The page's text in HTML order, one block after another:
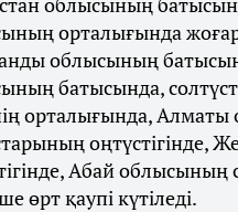
орталығында
облысының
батысында,
орталығында,
оңтүстігінде,
Абай облысының
өрт қаупі күтіледі.